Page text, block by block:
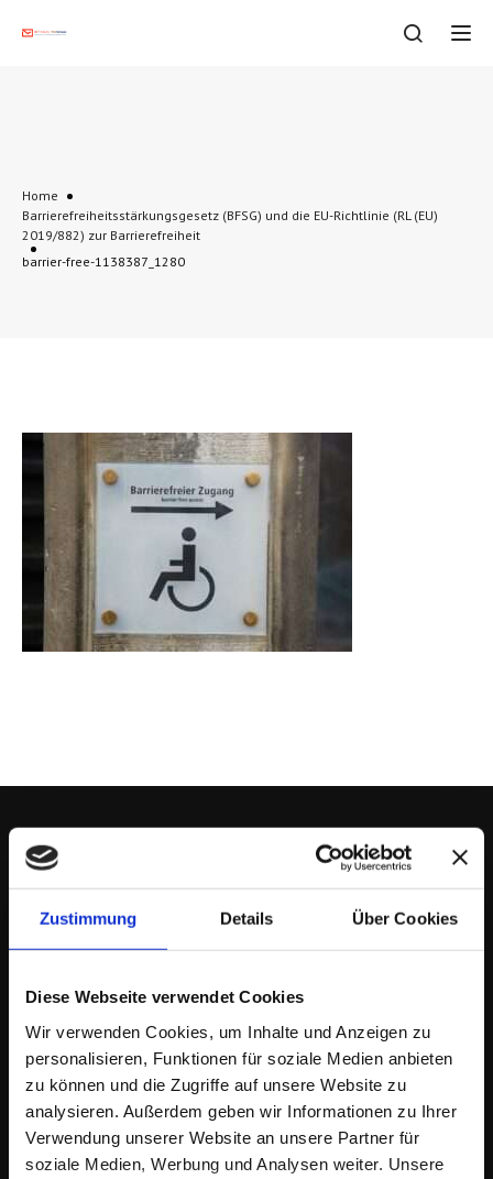
Zustimmung Details Über Cookies
Diese Webseite verwendet Cookies
Wir verwenden Cookies, um Inhalte und Anzeigen zu
personalisieren, Funktionen für soziale Medien anbieten
zu können und die Zugriffe auf unsere Website zu
analysieren. Außerdem geben wir Informationen zu Ihrer
Verwendung unserer Website an unsere Partner für
soziale Medien, Werbung und Analysen weiter. Unsere
Home
Barrierefreiheitsstärkungsgesetz (BFSG) und die EU-Richtlinie (RL (EU)
2019/882) zur Barrierefreiheit
barrier-free-1138387_1280
EINFACH.DERFRIESE
Umsetzung. Zusätzlich biete ich dazu maßgeschneiderte
Zielgruppen sindEinzelpersonen, EPU/KMU. Historisch bedingt bin ich
Berater & Dienstleisterfür eine Auswahl
größerer Unternehmen im In- & Ausland tätig.